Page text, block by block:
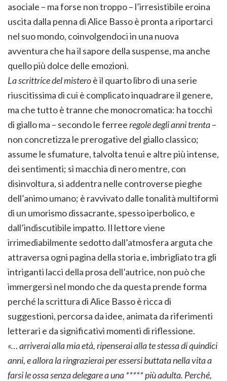
asociale – ma forse non troppo – l’irresistibile eroina
uscita dalla penna di Alice Basso è pronta a riportarci
nel suo mondo, coinvolgendoci in una nuova
avventura che ha il sapore della suspense, ma anche
quello più dolce delle emozioni.
La scrittrice del misteroè il quarto libro di una serie
riuscitissima di cui è complicato inquadrare il genere,
ma che tutto è tranne che monocromatica: ha tocchi
di giallo ma – secondo le ferreeregole degli anni trenta–
non concretizza le prerogative del giallo classico;
assume le sfumature, talvolta tenui e altre più intense,
dei sentimenti; si macchia di nero mentre, con
disinvoltura, si addentra nelle controverse pieghe
dell’animo umano; è ravvivato dalle tonalità multiformi
di un umorismo dissacrante, spesso iperbolico, e
dall’indiscutibile impatto. Il lettore viene
irrimediabilmente sedotto dall’atmosfera arguta che
attraversa ogni pagina della storia e, imbrigliato tra gli
intriganti lacci della prosa dell’autrice, non può che
immergersi nel mondo che da questa prende forma
perché la scrittura di Alice Basso è ricca di
suggestioni, percorsa da idee, animata da riferimenti
letterari e da significativi momenti di riflessione.
«… arriverai alla mia età, ripenserai alla te stessa di quindici
anni, e allora la ringrazierai per essersi buttata nella vita a
farsi le ossa senza delegare a una ***** più adulta. Perché,